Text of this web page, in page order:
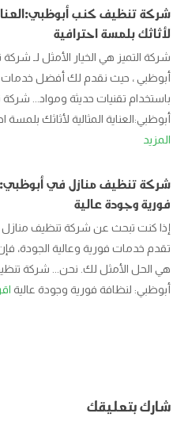
شركة تنظيف كنب
لأثاثك بلمسة احترافية
شركة التميز هي الخيار الأمثل لـ
أبوظبي ، حيث نقدم لك أفضل خدمات
باستخدام تقنيات حديثة ومواد...
أبوظبي:العناية المثالية لأثاثك بلمسة
المزيد
شركة تنظيف منازل في
فورية وجودة عالية
إذا كنت تبحث عن شركة تنظيف
تقدم خدمات فورية وعالية الجودة،
هي الحل الأمثل لك. نحن... شركة
أبوظبي: لنظافة فورية وجودة عالية
شارك بتعليقك